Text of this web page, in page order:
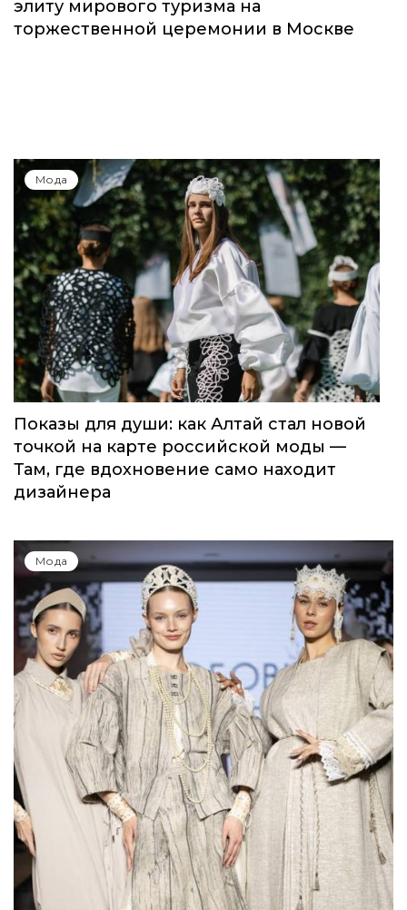
элиту мирового туризма на
торжественной церемонии в Москве
Мода
Показы для души: как Алтай стал новой
точкой на карте российской моды —
Там, где вдохновение само находит
дизайнера
Мода